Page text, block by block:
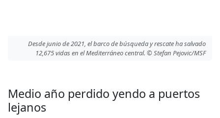
Desde junio de 2021, el barco de búsqueda y rescate ha salvado
12,675 vidas en el Mediterráneo central. © Stefan Pejovic/MSF
Medio año perdido yendo a puertos
lejanos